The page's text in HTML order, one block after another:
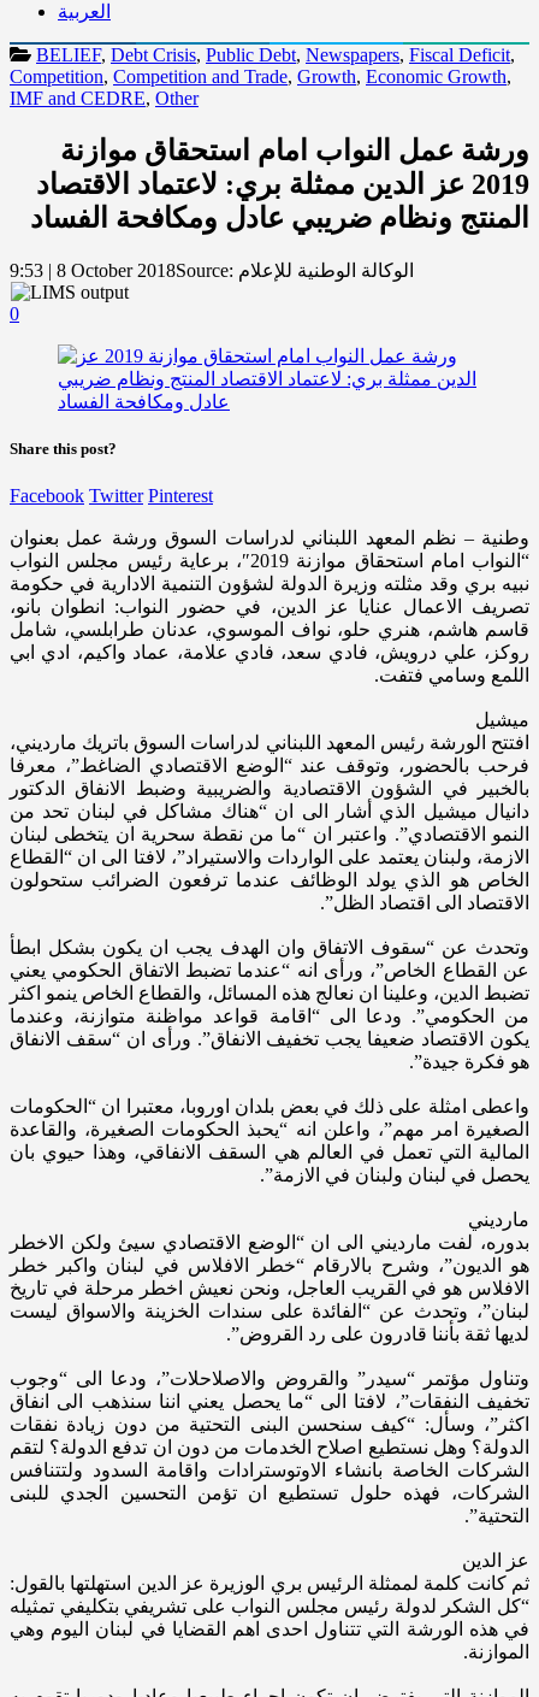
العربية
BELIEF, Debt Crisis, Public Debt, Newspapers, Fiscal Deficit,
Competition, Competition and Trade, Growth, Economic Growth,
IMF and CEDRE, Other
ورشة عمل النواب امام استحقاق موازنة
2019 عز الدين ممثلة بري: لاعتماد الاقتصاد
المنتج ونظام ضريبي عادل ومكافحة الفساد
9:53 | 8 October 2018Source: الوكالة الوطنية للإعلام
0
Share this post?
Facebook Twitter Pinterest
وطنية – نظم المعهد اللبناني لدراسات السوق ورشة عمل بعنوان
“النواب امام استحقاق موازنة 2019″، برعاية رئيس مجلس النواب
نبيه بري وقد مثلته وزيرة الدولة لشؤون التنمية الادارية في حكومة
تصريف الاعمال عنايا عز الدين، في حضور النواب: انطوان بانو،
قاسم هاشم، هنري حلو، نواف الموسوي، عدنان طرابلسي، شامل
روكز، علي درويش، فادي سعد، فادي علامة، عماد واكيم، ادي ابي
اللمع وسامي فتفت.
ميشيل
افتتح الورشة رئيس المعهد اللبناني لدراسات السوق باتريك مارديني،
فرحب بالحضور، وتوقف عند “الوضع الاقتصادي الضاغط”، معرفا
بالخبير في الشؤون الاقتصادية والضريبية وضبط الانفاق الدكتور
دانيال ميشيل الذي أشار الى ان “هناك مشاكل في لبنان تحد من
النمو الاقتصادي”. واعتبر ان “ما من نقطة سحرية ان يتخطى لبنان
الازمة، ولبنان يعتمد على الواردات والاستيراد”، لافتا الى ان “القطاع
الخاص هو الذي يولد الوظائف عندما ترفعون الضرائب ستحولون
الاقتصاد الى اقتصاد الظل”.
وتحدث عن “سقوف الاتفاق وان الهدف يجب ان يكون بشكل ابطأ
عن القطاع الخاص”، ورأى انه “عندما تضبط الاتفاق الحكومي يعني
تضبط الدين، وعلينا ان نعالج هذه المسائل، والقطاع الخاص ينمو اكثر
من الحكومي”. ودعا الى “اقامة قواعد مواظنة متوازنة، وعندما
يكون الاقتصاد ضعيفا يجب تخفيف الانفاق”. ورأى ان “سقف الانفاق
هو فكرة جيدة”.
واعطى امثلة على ذلك في بعض بلدان اوروبا، معتبرا ان “الحكومات
الصغيرة امر مهم”، واعلن انه “يحبذ الحكومات الصغيرة، والقاعدة
المالية التي تعمل في العالم هي السقف الانفاقي، وهذا حيوي بان
يحصل في لبنان ولبنان في الازمة”.
مارديني
بدوره، لفت مارديني الى ان “الوضع الاقتصادي سيئ ولكن الاخطر
هو الديون”، وشرح بالارقام “خطر الافلاس في لبنان واكبر خطر
الافلاس هو في القريب العاجل، ونحن نعيش اخطر مرحلة في تاريخ
لبنان”، وتحدث عن “الفائدة على سندات الخزينة والاسواق ليست
لديها ثقة بأننا قادرون على رد القروض”.
وتناول مؤتمر “سيدر” والقروض والاصلاحلات”، ودعا الى “وجوب
تخفيف النفقات”، لافتا الى “ما يحصل يعني اننا سنذهب الى انفاق
اكثر”، وسأل: “كيف سنحسن البنى التحتية من دون زيادة نفقات
الدولة؟ وهل نستطيع اصلاح الخدمات من دون ان تدفع الدولة؟ لتقم
الشركات الخاصة بانشاء الاوتوسترادات واقامة السدود ولتتنافس
الشركات، فهذه حلول تستطيع ان تؤمن التحسين الجدي للبنى
التحتية”.
عز الدين
ثم كانت كلمة لممثلة الرئيس بري الوزيرة عز الدين استهلتها بالقول:
“كل الشكر لدولة رئيس مجلس النواب على تشريفي بتكليفي تمثيله
في هذه الورشة التي تتناول احدى اهم القضايا في لبنان اليوم وهي
الموازنة.